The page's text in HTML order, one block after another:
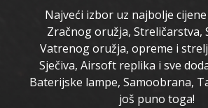
Najveći izbor uz najbolje
Zračnog oružja, Streličarstva,
Vatrenog oružja, opreme i
Sječiva, Airsoft replika i sve
Baterijske lampe, Samoobrana,
još puno toga!